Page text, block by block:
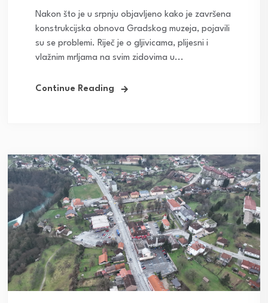
Nakon što je u srpnju objavljeno kako je završena
konstrukcijska obnova Gradskog muzeja, pojavili
su se problemi. Riječ je o gljivicama, plijesni i
vlažnim mrljama na svim zidovima u...
Continue Reading